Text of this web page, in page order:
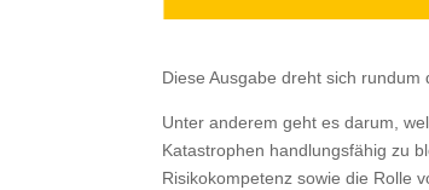
Diese Ausgabe dreht sich rundum
Unter anderem geht es darum,
Katastrophen handlungsfähig zu
Risikokompetenz sowie die Rolle